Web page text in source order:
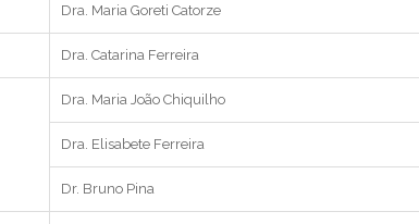
Dra. Maria Goreti Catorze
Dra. Catarina Ferreira
Dra. Maria João Chiquilho
Dra. Elisabete Ferreira
Dr. Bruno Pina